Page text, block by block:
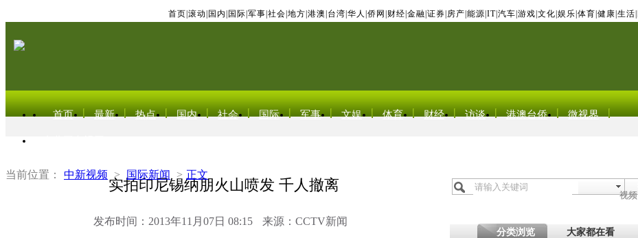
首页 滚动 国内 国际 军事 社会 地方 港澳 台湾 华人 侨网 财经 金融 证券 房产 能源 IT| 汽车 游戏 文化 娱乐 体育 健康 生活
首页 最新 热点 国内 社会 国际 军事 文娱 体育 财经 访谈 港澳台侨 微视界
当前位置： 中新视频 > 国际新闻 > 正文
实拍印尼锡纳朋火山喷发 千人撤离
发布时间：2013年11月07日 08:15 来源：CCTV新闻
视频
分类浏览 大家都在看